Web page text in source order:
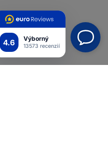
4.6 Výborný
13573 recenzií